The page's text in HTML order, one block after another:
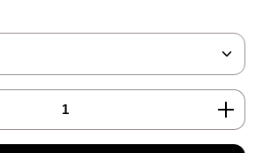
den gewünschten Wert ein